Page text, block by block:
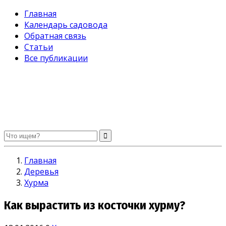
Главная
Календарь садовода
Обратная связь
Статьи
Все публикации
Огород без хлопот. Советы садоводам и огородникам
Главная
Деревья
Хурма
Как вырастить из косточки хурму?